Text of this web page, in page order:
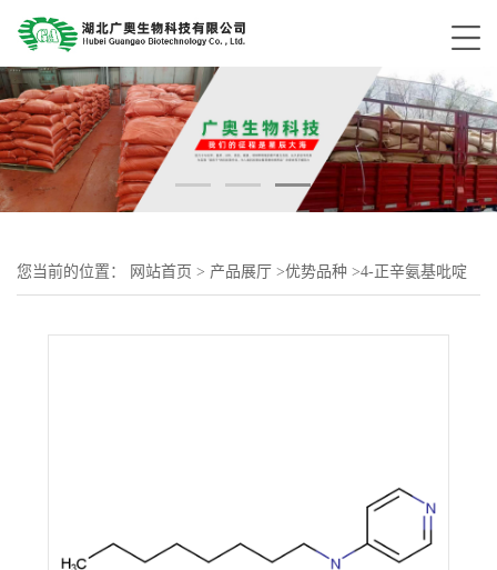
您当前的位置： 网站首页 > 产品展厅 >优势品种 >4-正辛氨基吡啶